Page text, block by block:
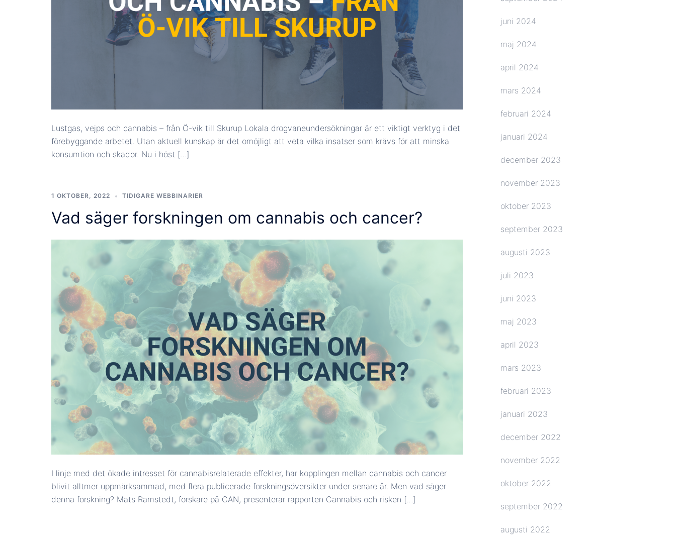
Lustgas, vejps och cannabis – från Ö-vik till Skurup Lokala drogvaneundersökningar är ett viktigt verktyg i det
förebyggande arbetet. Utan aktuell kunskap är det omöjligt att veta vilka insatser som krävs för att minska
konsumtion och skador. Nu i höst […]
1 OKTOBER, 2022 TIDIGARE WEBBINARIER
Vad säger forskningen om cannabis och cancer?
I linje med det ökade intresset för cannabisrelaterade effekter, har kopplingen mellan cannabis och cancer
blivit alltmer uppmärksammad, med flera publicerade forskningsöversikter under senare år. Men vad säger
denna forskning? Mats Ramstedt, forskare på CAN, presenterar rapporten Cannabis och risken […]
juni 2024
maj 2024
april 2024
mars 2024
februari 2024
januari 2024
december 2023
november 2023
oktober 2023
september 2023
augusti 2023
juli 2023
juni 2023
maj 2023
april 2023
mars 2023
februari 2023
januari 2023
december 2022
november 2022
oktober 2022
september 2022
augusti 2022